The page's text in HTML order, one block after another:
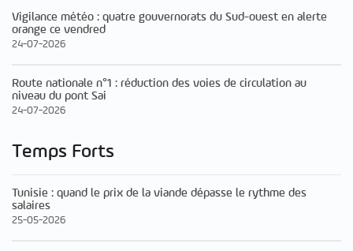
Vigilance météo : quatre gouvernorats du Sud-ouest en alerte
orange ce vendred
24-07-2026
Route nationale n°1 : réduction des voies de circulation au
niveau du pont Sai
24-07-2026
Temps Forts
Tunisie : quand le prix de la viande dépasse le rythme des
salaires
25-05-2026